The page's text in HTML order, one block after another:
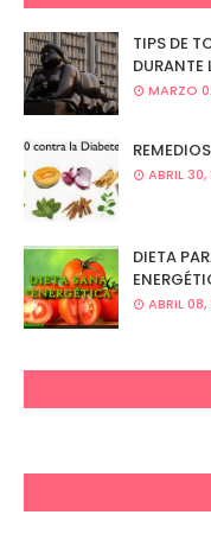
TIPS DE
DURANTE
MARZO
ABRIL 30,
DIETA
ABRIL 08,